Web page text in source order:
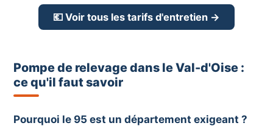
💶 Voir tous les tarifs d'entretien →
Pompe de relevage dans le Val-d'Oise :
ce qu'il faut savoir
Pourquoi le 95 est un département exigeant ?